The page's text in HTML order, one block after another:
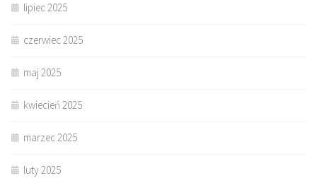
lipiec 2025
czerwiec 2025
maj 2025
kwiecień 2025
marzec 2025
luty 2025